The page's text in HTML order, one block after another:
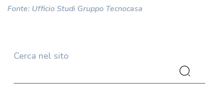
Fonte: Ufficio Studi Gruppo Tecnocasa
Cerca nel sito